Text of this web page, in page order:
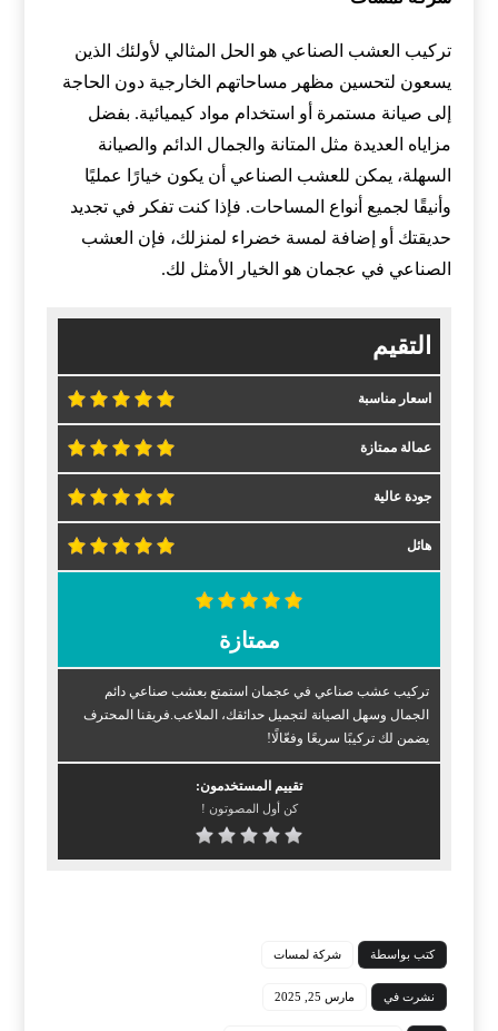
تركيب العشب الصناعي هو الحل المثالي لأولئك الذين
يسعون لتحسين مظهر مساحاتهم الخارجية دون الحاجة
إلى صيانة مستمرة أو استخدام مواد كيميائية. بفضل
مزاياه العديدة مثل المتانة والجمال الدائم والصيانة
السهلة، يمكن للعشب الصناعي أن يكون خيارًا عمليًا
وأنيقًا لجميع أنواع المساحات. فإذا كنت تفكر في تجديد
حديقتك أو إضافة لمسة خضراء لمنزلك، فإن العشب
الصناعي في عجمان هو الخيار الأمثل لك.
التقيم
اسعار مناسبة
عمالة ممتازة
جودة عالية
هائل
ممتازة
تركيب عشب صناعي في عجمان استمتع بعشب صناعي دائم
الجمال وسهل الصيانة لتجميل حدائقك، الملاعب.فريقنا المحترف
يضمن لك تركيبًا سريعًا وفعّالًا!
تقييم المستخدمون:
كن أول المصوتون !
كتب بواسطة شركة لمسات
نشرت في مارس 25, 2025